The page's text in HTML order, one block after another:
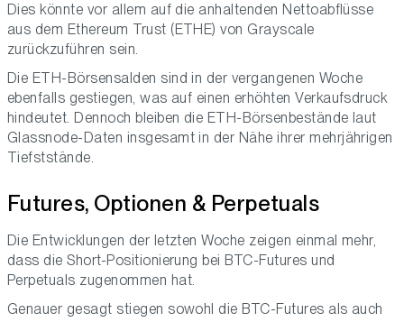
Dies könnte vor allem auf die anhaltenden Nettoabflüsse
aus dem Ethereum Trust (ETHE) von Grayscale
zurückzuführen sein.
Die ETH-Börsensalden sind in der vergangenen Woche
ebenfalls gestiegen, was auf einen erhöhten Verkaufsdruck
hindeutet. Dennoch bleiben die ETH-Börsenbestände laut
Glassnode-Daten insgesamt in der Nähe ihrer mehrjährigen
Tiefststände.
Futures, Optionen & Perpetuals
Die Entwicklungen der letzten Woche zeigen einmal mehr,
dass die Short-Positionierung bei BTC-Futures und
Perpetuals zugenommen hat.
Genauer gesagt stiegen sowohl die BTC-Futures als auch